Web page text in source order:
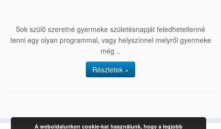
Sok szülő szeretné gyermeke születésnapját feledhetetlenné
tenni egy olyan programmal, vagy helyszínnel melyről gyermeke
még ..
Részletek »
A weboldalunkon cookie-kat használunk, hogy a legjobb